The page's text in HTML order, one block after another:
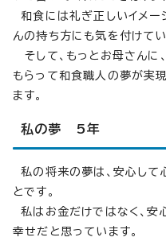
和食には礼ぎ正しいイメー
んの持ち方にも気を付けてい
そして、もっとお母さんに
もらって和食職人の夢が実
ます。
私の夢 5年
私の将来の夢は、安心して
とです。
私はお金だけではなく、安
幸せだと思っています。